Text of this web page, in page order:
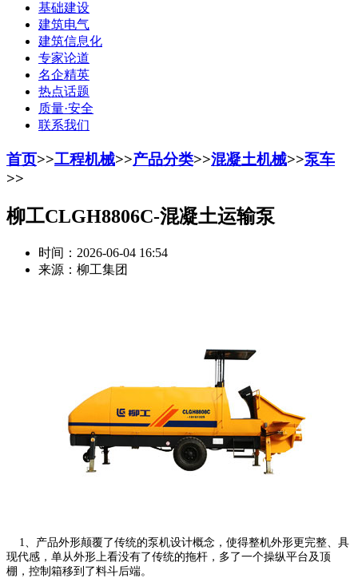
基础建设
建筑电气
建筑信息化
专家论道
名企精英
热点话题
质量·安全
联系我们
首页>>工程机械>>产品分类>>混凝土机械>>泵车
>>
柳工CLGH8806C-混凝土运输泵
时间：2026-06-04 16:54
来源：柳工集团
1、产品外形颠覆了传统的泵机设计概念，使得整机外形更完整、具
现代感，单从外形上看没有了传统的拖杆，多了一个操纵平台及顶
棚，控制箱移到了料斗后端。